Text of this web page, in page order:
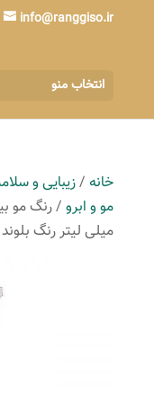
info@ranggiso.ir
انتخاب منو
خانه/زیبایی و
مو و ابرو
میلی لیتر رنگ